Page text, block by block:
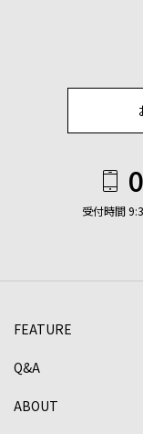
受付時間
FEATURE
Q&A
ABOUT